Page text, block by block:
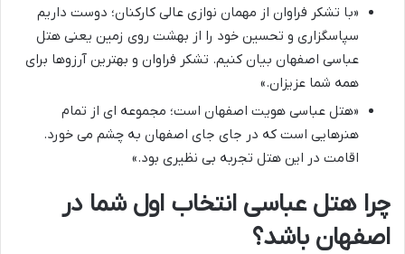
«با تشکر فراوان از مهمان نوازی عالی کارکنان؛ دوست داریم
سپاسگزاری و تحسین خود را از بهشت روی زمین یعنی هتل
عباسی اصفهان بیان کنیم. تشکر فراوان و بهترین آرزوها برای
همه شما عزیزان.»
«هتل عباسی هویت اصفهان است؛ مجموعه ای از تمام
هنرهایی است که در جای جای اصفهان به چشم می خورد.
اقامت در این هتل تجربه بی نظیری بود.»
چرا هتل عباسی انتخاب اول شما در
اصفهان باشد؟